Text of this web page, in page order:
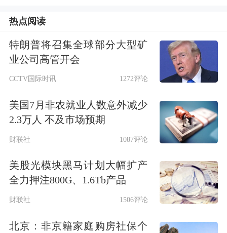
500亿投入与危机感
世界上从来就没有无缘无故的成功。
平安今年刚好30岁，进入而立之年。创
始人马明哲将初期只有13个员工的小保
险公司，打造成拥有170万名员工、服
遭遇过多次竞争与淘汰风险，马明哲带
领的平安以科技创新为武器，一次次逆
热点阅读
特朗普将召集全球部分大型矿
业公司高管开会
CCTV国际时讯 1272评论
美国7月非农就业人数意外减少
2.3万人 不及市场预期
财联社 1087评论
美股光模块黑马计划大幅扩产
全力押注800G、1.6Tb产品
财联社 1506评论
北京：非京籍家庭购房社保个